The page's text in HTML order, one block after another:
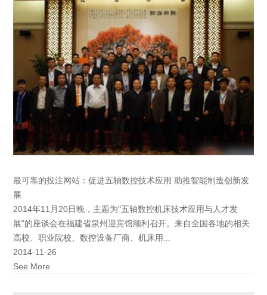
最可靠的投注网站：促进五轴数控技术应用 助推智能制造创新发
展
2014年11月20日晚，主题为"五轴数控机床技术应用与人才发
展"的座谈会在福建省泉州迎宾馆顺利召开。来自全国各地的相关
高校、职业院校、数控设备厂商、机床用...
2014-11-26
See More